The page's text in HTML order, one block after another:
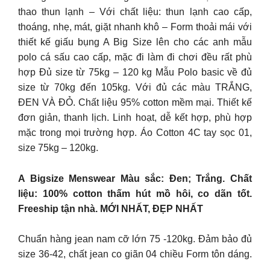
thao thun lạnh – Với chất liệu: thun lạnh cao cấp,
thoáng, nhẹ, mát, giặt nhanh khô – Form thoải mái với
thiết kế giấu bụng A Big Size lên cho các anh mẫu
polo cá sấu cao cấp, mặc đi làm đi chơi đều rất phù
hợp Đủ size từ 75kg – 120 kg Mẫu Polo basic về đủ
size từ 70kg đến 105kg. Với đủ các màu TRẮNG,
ĐEN VÀ ĐỎ. Chất liệu 95% cotton mềm mại. Thiết kế
đơn giản, thanh lịch. Linh hoạt, dễ kết hợp, phù hợp
mặc trong mọi trường hợp. Áo Cotton 4C tay sọc 01,
size 75kg – 120kg.
A Bigsize Menswear Màu sắc: Đen; Trắng. Chất
liệu: 100% cotton thấm hút mồ hôi, co dãn tốt.
Freeship tận nhà. MỚI NHẤT, ĐẸP NHẤT
Chuẩn hàng jean nam cỡ lớn 75 -120kg. Đảm bảo đủ
size 36-42, chất jean co giãn 04 chiều Form tôn dáng.